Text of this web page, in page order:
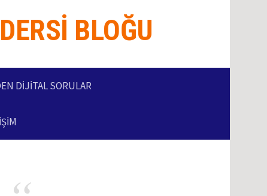
BLOĞU
DİJİTAL SORULAR